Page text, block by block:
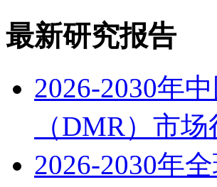
最新研究报告
2026-2030年
（DMR）市
2026-2030年